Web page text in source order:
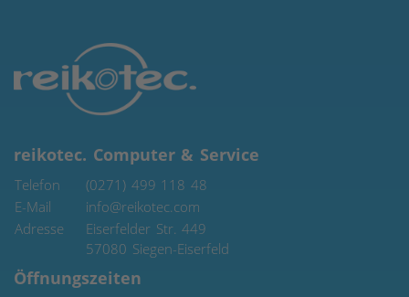
reikotec. Computer & Service
Telefon
(0271) 499 118 48
E-Mail
info@reikotec.com
Adresse
Eiserfelder Str. 449
57080 Siegen-Eiserfeld
Öffnungszeiten